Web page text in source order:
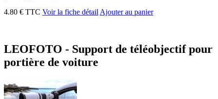
4.80 € TTC Voir la fiche détail Ajouter au panier
LEOFOTO - Support de téléobjectif pour
portière de voiture